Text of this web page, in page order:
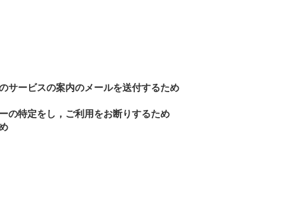
サービスの案内のメールを送付するため
の特定をし，ご利用をお断りするため